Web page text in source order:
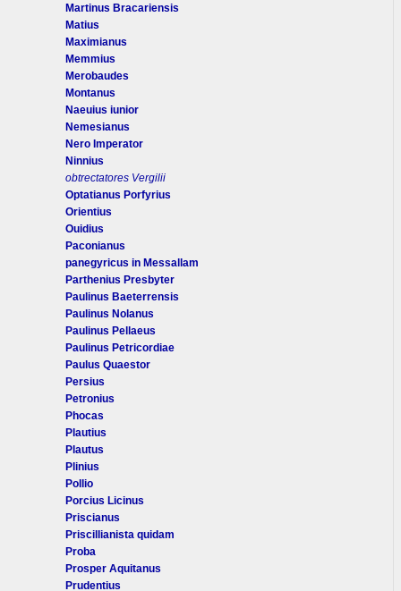
Martinus Bracariensis
Matius
Maximianus
Memmius
Merobaudes
Montanus
Naeuius iunior
Nemesianus
Nero Imperator
Ninnius
obtrectatores Vergilii
Optatianus Porfyrius
Orientius
Ouidius
Paconianus
panegyricus in Messallam
Parthenius Presbyter
Paulinus Baeterrensis
Paulinus Nolanus
Paulinus Pellaeus
Paulinus Petricordiae
Paulus Quaestor
Persius
Petronius
Phocas
Plautius
Plautus
Plinius
Pollio
Porcius Licinus
Priscianus
Priscillianista quidam
Proba
Prosper Aquitanus
Prudentius